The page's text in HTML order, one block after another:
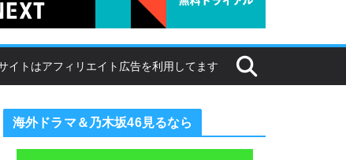
海外ドラマ＆乃木坂46見るなら